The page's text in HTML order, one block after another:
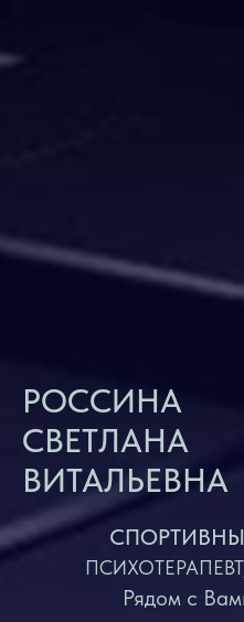
РОССИНА
СВЕТЛАНА
ВИТАЛЬЕВНА
Рядом с